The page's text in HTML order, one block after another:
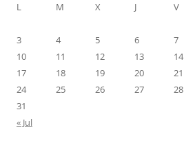
L
M X J V
3
4 5 6 7
10
11 12 13 14
17
18 19 20 21
24
25 26 27 28
31
« Jul